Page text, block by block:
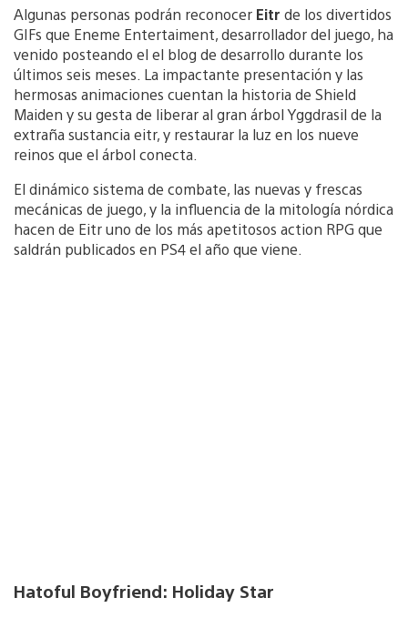
Algunas personas podrán reconocer Eitr de los divertidos
GIFs que Eneme Entertaiment, desarrollador del juego, ha
venido posteando el el blog de desarrollo durante los
últimos seis meses. La impactante presentación y las
hermosas animaciones cuentan la historia de Shield
Maiden y su gesta de liberar al gran árbol Yggdrasil de la
extraña sustancia eitr, y restaurar la luz en los nueve
reinos que el árbol conecta.
El dinámico sistema de combate, las nuevas y frescas
mecánicas de juego, y la influencia de la mitología nórdica
hacen de Eitr uno de los más apetitosos action RPG que
saldrán publicados en PS4 el año que viene.
Hatoful Boyfriend: Holiday Star